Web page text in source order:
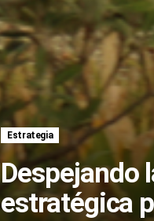
Estrategia
Despejando
estratégica